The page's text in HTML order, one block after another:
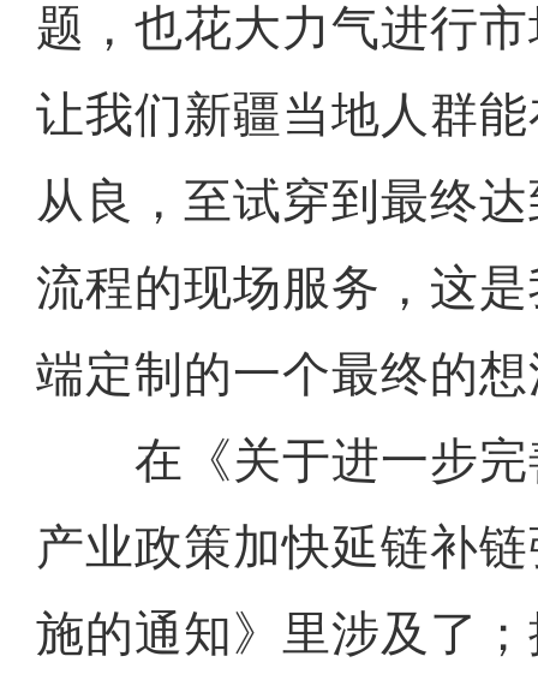
题，也花大力气进行
让我们新疆当地人群
从良，至试穿到最终
流程的现场服务，这
端定制的一个最终的
在《关于进一步完
产业政策加快延链补
施的通知》里涉及了